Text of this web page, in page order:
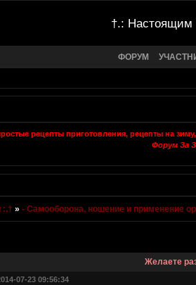
†.: Настоящим
ФОРУМ
Форум За
»- Самооборона, ношение и применение
Желаете
07-23 09:56:34